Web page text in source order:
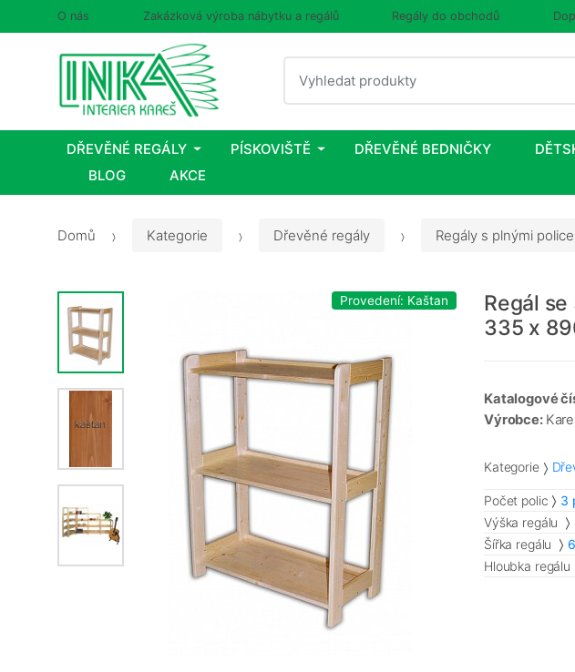
O nás Zakázková výroba nábytku a regálů Regály do obchodů
Vyhledat
DŘEVĚNÉ REGÁLY PÍSKOVIŠTĚ DŘEVĚNÉ BEDNIČKY
BLOG
AKCE
Domů Kategorie Dřevěné regály Regály s plnými
Provedení: Kaštan
Regál
335 x
Katalogové
Výrobce:
Kategorie
Počet polic
3
Výška regálu
Šířka regálu
Hloubka regálu